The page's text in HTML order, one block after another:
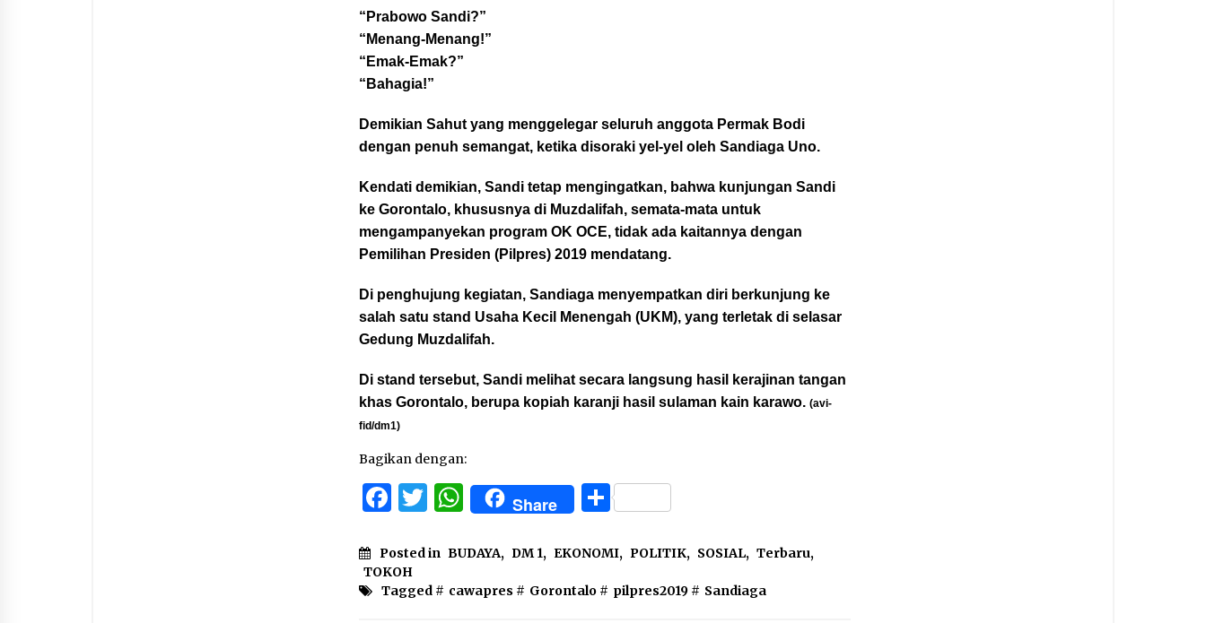
“Prabowo Sandi?”
“Menang-Menang!”
“Emak-Emak?”
“Bahagia!”
Demikian Sahut yang menggelegar seluruh anggota Permak Bodi
dengan penuh semangat, ketika disoraki yel-yel oleh Sandiaga Uno.
Kendati demikian, Sandi tetap mengingatkan, bahwa kunjungan Sandi
ke Gorontalo, khususnya di Muzdalifah, semata-mata untuk
mengampanyekan program OK OCE, tidak ada kaitannya dengan
Pemilihan Presiden (Pilpres) 2019 mendatang.
Di penghujung kegiatan, Sandiaga menyempatkan diri berkunjung ke
salah satu stand Usaha Kecil Menengah (UKM), yang terletak di selasar
Gedung Muzdalifah.
Di stand tersebut, Sandi melihat secara langsung hasil kerajinan tangan
khas Gorontalo, berupa kopiah karanji hasil sulaman kain karawo.(avi-
fid/dm1)
Bagikan dengan:
Facebook
Twitter
WhatsApp
Share Share
Posted in BUDAYA, DM 1, EKONOMI, POLITIK, SOSIAL, Terbaru,
TOKOH
Tagged # cawapres # Gorontalo # pilpres2019 # Sandiaga